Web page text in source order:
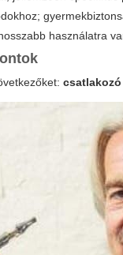
használatra